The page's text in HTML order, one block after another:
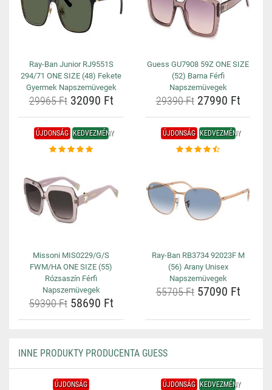
Ray-Ban Junior RJ9551S
294/71 ONE SIZE (48) Fekete
Gyermek Napszemüvegek
29965 Ft32090 Ft
Guess GU7908 59Z ONE SIZE
(52) Barna Férfi
Napszemüvegek
29390 Ft27990 Ft
ÚJDONSÁG KEDVEZMÉNY
Missoni MIS0229/G/S
FWM/HA ONE SIZE (55)
Rózsaszín Férfi
Napszemüvegek
59390 Ft58690 Ft
ÚJDONSÁG KEDVEZMÉNY
Ray-Ban RB3734 92023F M
(56) Arany Unisex
Napszemüvegek
55705 Ft57090 Ft
INNE PRODUKTY PRODUCENTA GUESS
ÚJDONSÁG ÚJDONSÁG KEDVEZMÉNY